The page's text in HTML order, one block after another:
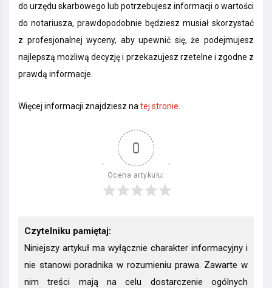
do urzędu skarbowego lub potrzebujesz informacji o wartości
do notariusza, prawdopodobnie będziesz musiał skorzystać
z profesjonalnej wyceny, aby upewnić się, że podejmujesz
najlepszą możliwą decyzję i przekazujesz rzetelne i zgodne z
prawdą informacje.
Więcej informacji znajdziesz na tej stronie
0
Ocena artykułu:
Czytelniku pamiętaj:
Niniejszy artykuł ma wyłącznie charakter informacyjny i
nie stanowi poradnika w rozumieniu prawa. Zawarte w
nim treści mają na celu dostarczenie ogólnych